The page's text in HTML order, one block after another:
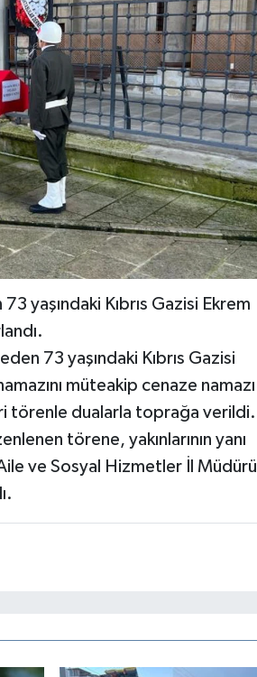
yaşındaki Kıbrıs Gazisi Ekrem
73 yaşındaki Kıbrıs Gazisi
müteakip cenaze namazı
törenle dualarla toprağa verildi.
törene, yakınlarının yanı
ve Sosyal Hizmetler İl Müdürü